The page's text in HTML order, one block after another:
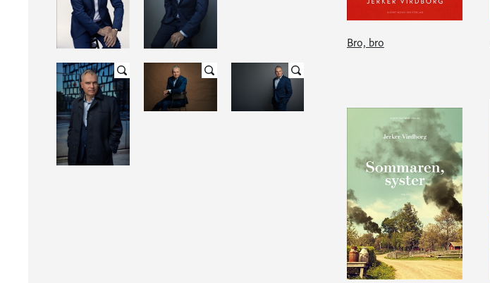
Bro, bro